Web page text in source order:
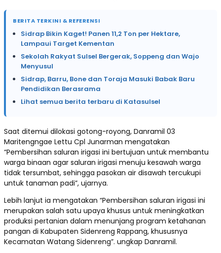
BERITA TERKINI & REFERENSI
Sidrap Bikin Kaget! Panen 11,2 Ton per Hektare,
Lampaui Target Kementan
Sekolah Rakyat Sulsel Bergerak, Soppeng dan Wajo
Menyusul
Sidrap, Barru, Bone dan Toraja Masuki Babak Baru
Pendidikan Berasrama
Lihat semua berita terbaru di Katasulsel
Saat ditemui dilokasi gotong-royong, Danramil 03
Maritengngae Lettu Cpl Junarman mengatakan
“Pembersihan saluran irigasi ini bertujuan untuk membantu
warga binaan agar saluran irigasi menuju kesawah warga
tidak tersumbat, sehingga pasokan air disawah tercukupi
untuk tanaman padi”, ujarnya.
Lebih lanjut ia mengatakan “Pembersihan saluran irigasi ini
merupakan salah satu upaya khusus untuk meningkatkan
produksi pertanian dalam menunjang program ketahanan
pangan di Kabupaten Sidenreng Rappang, khususnya
Kecamatan Watang Sidenreng”. ungkap Danramil.